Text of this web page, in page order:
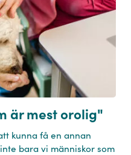
är mest orolig"
kunna få en annan
bara vi människor som